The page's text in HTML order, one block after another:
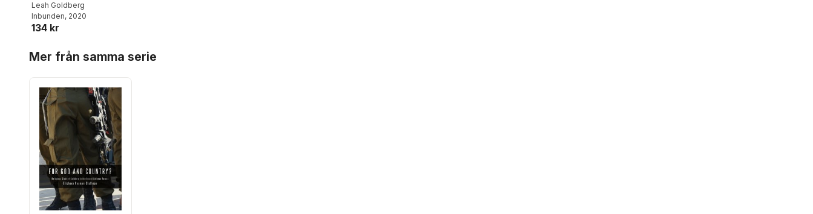
Bilderbuch-Kreativset
Leah Goldberg
Inbunden, 2020
134 kr
Mer från samma serie